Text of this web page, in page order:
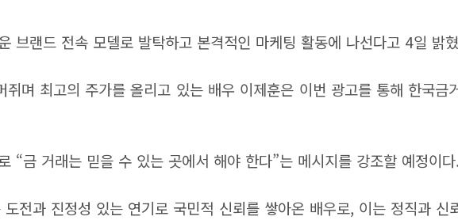
브랜드 전속 모델로 발탁하고 본격적인 마케팅 활동에 나선다고 4일 밝
며 최고의 주가를 올리고 있는 배우 이제훈은 이번 광고를 통해 한국
“금 거래는 믿을 수 있는 곳에서 해야 한다”는 메시지를 강조할 예정이다.
전과 진정성 있는 연기로 국민적 신뢰를 쌓아온 배우로, 이는 정직과